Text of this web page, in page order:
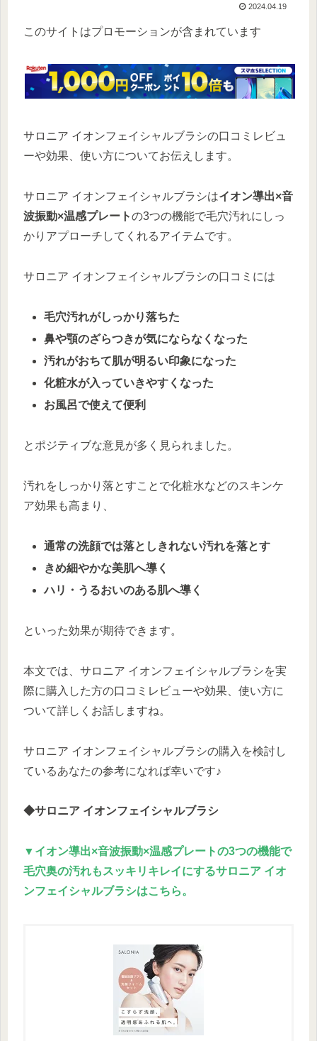
2024.04.19
このサイトはプロモーションが含まれています
サロニア イオンフェイシャルブラシの口コミレビュ
ーや効果、使い方についてお伝えします。
サロニア イオンフェイシャルブラシはイオン導出×音
波振動×温感プレートの3つの機能で毛穴汚れにしっ
かりアプローチしてくれるアイテムです。
サロニア イオンフェイシャルブラシの口コミには
毛穴汚れがしっかり落ちた
鼻や顎のざらつきが気にならなくなった
汚れがおちて肌が明るい印象になった
化粧水が入っていきやすくなった
お風呂で使えて便利
とポジティブな意見が多く見られました。
汚れをしっかり落とすことで化粧水などのスキンケ
ア効果も高まり、
通常の洗顔では落としきれない汚れを落とす
きめ細やかな美肌へ導く
ハリ・うるおいのある肌へ導く
といった効果が期待できます。
本文では、サロニア イオンフェイシャルブラシを実
際に購入した方の口コミレビューや効果、使い方に
ついて詳しくお話しますね。
サロニア イオンフェイシャルブラシの購入を検討し
ているあなたの参考になれば幸いです♪
◆サロニア イオンフェイシャルブラシ
▼イオン導出×音波振動×温感プレートの3つの機能で
毛穴奥の汚れもスッキリキレイにするサロニア イオ
ンフェイシャルブラシはこちら。